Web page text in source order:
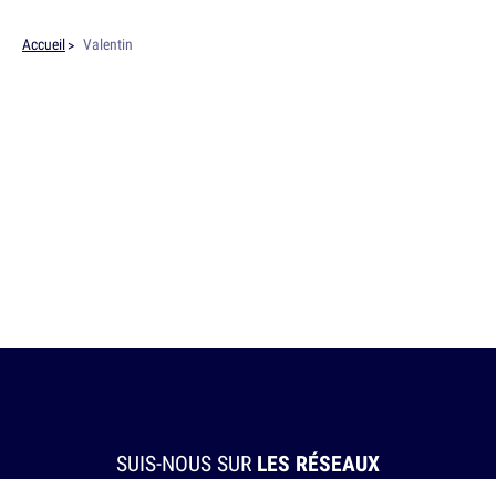
Accueil Valentin
SUIS-NOUS SUR LES RÉSEAUX